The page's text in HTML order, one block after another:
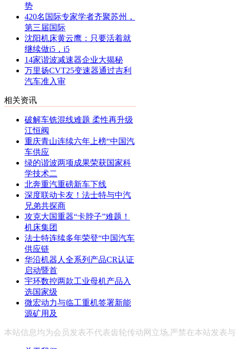
势
420名国际专家学者齐聚苏州，
第三届国际
沈阳机床黄云鹰：只要活着就
继续做i5，i5
14家谐波减速器企业大揭秘
万里扬CVT25变速器通过吉利
汽车准入审
相关资讯
破解车铣混线难题 柔性再升级
江恒阀
重庆青山连续六年上榜“中国汽
车供应
绿的谐波两项成果荣获国家科
学技术二
北奔重汽重磅新车下线
深度联动卡友！法士特与中汽
兄弟共探商
攻克大国重器“卡脖子”难题！
机床集团
法士特连续多年荣登“中国汽车
供应链
华沿机器人全系列产品CR认证
启动暨首
宇环数控两款工业母机产品入
选国家级
微宏动力与临工重机签署新能
源矿用及
本站信息均为会员发表不代表齿轮传动网立场,严禁在本站发表